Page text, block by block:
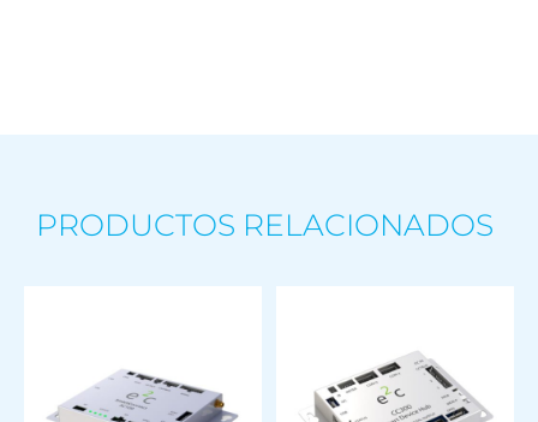
PRODUCTOS RELACIONADOS